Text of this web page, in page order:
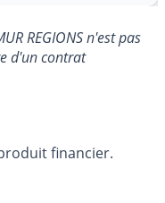
REGIONS n'est pas
d'un contrat
financier.